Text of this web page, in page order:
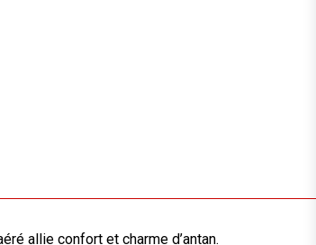
allie confort et charme d’antan.